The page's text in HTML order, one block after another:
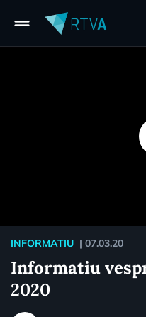
drag_handle
INFORMATIU | 07.03.20
Informatiu
2020